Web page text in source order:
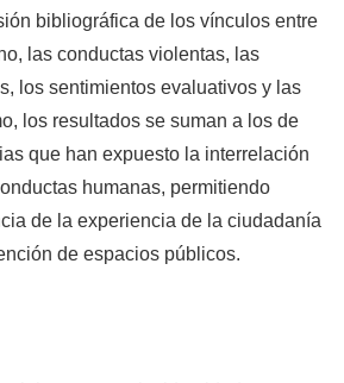
bibliográfica de los vínculos entre
las conductas violentas, las
los sentimientos evaluativos y las
los resultados se suman a los de
que han expuesto la interrelación
humanas, permitiendo
de la experiencia de la ciudadanía
de espacios públicos.